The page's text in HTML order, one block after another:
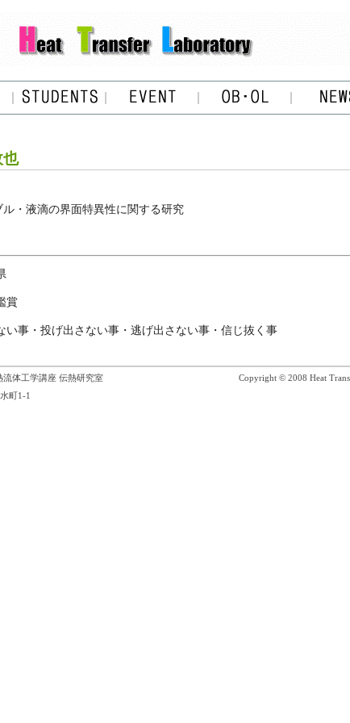
ル・液滴の界面特異性に関する研究
賞
い事・投げ出さない事・逃げ出さない事・信じ抜く事
体工学講座 伝熱研究室
町1-1
Copyright © 2008 Heat